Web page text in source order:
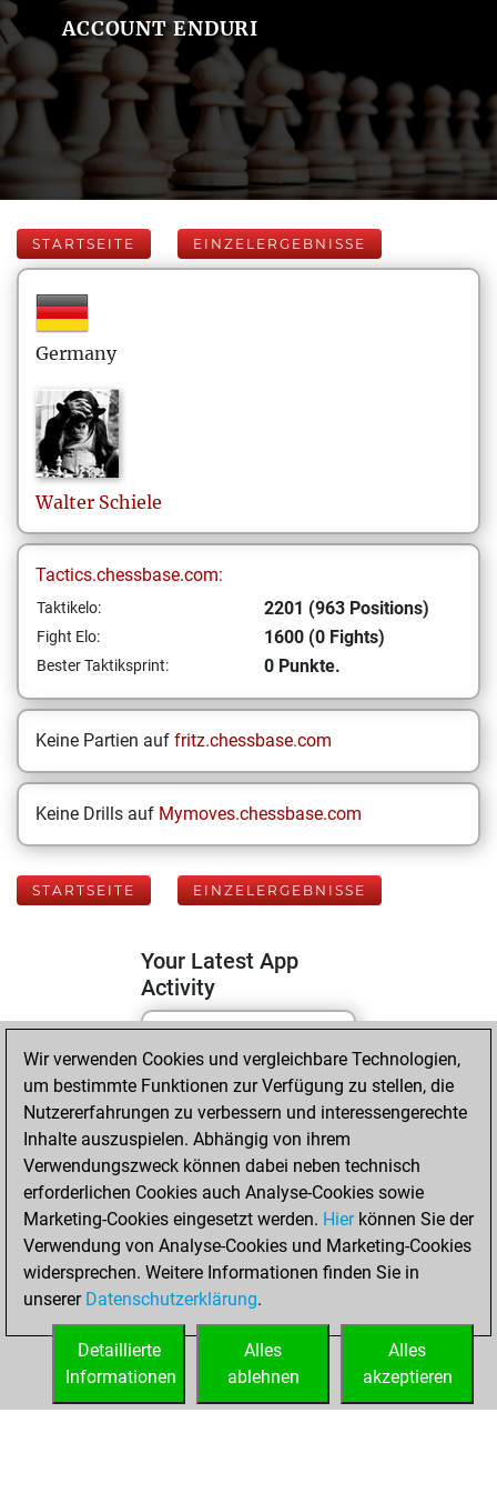
ACCOUNT ENDURI
STARTSEITE EINZELERGEBNISSE
Germany
Walter Schiele
Tactics.chessbase.com:
Taktikelo: 2201 (963 Positions)
Fight Elo: 1600 (0 Fights)
Bester Taktiksprint: 0 Punkte.
Keine Partien auf fritz.chessbase.com
Keine Drills auf Mymoves.chessbase.com
STARTSEITE EINZELERGEBNISSE
Your Latest App
Activity
Dienstag, Juli 7,
2026
You totalled
963 tactics positions
Tactics
You
solved 490 tactics
positions
You achieved
tactics positions
Wir verwenden Cookies und vergleichbare Technologien,
um bestimmte Funktionen zur Verfügung zu stellen, die
Nutzererfahrungen zu verbessern und interessengerechte
Inhalte auszuspielen. Abhängig von ihrem
Verwendungszweck können dabei neben technisch
erforderlichen Cookies auch Analyse-Cookies sowie
Marketing-Cookies eingesetzt werden. Hierkönnen Sie der
Verwendung von Analyse-Cookies und Marketing-Cookies
widersprechen. Weitere Informationen finden Sie in
unserer Datenschutzerklärung.
Alles
akzeptieren
Alles
ablehnen
Detaillierte
Informationen